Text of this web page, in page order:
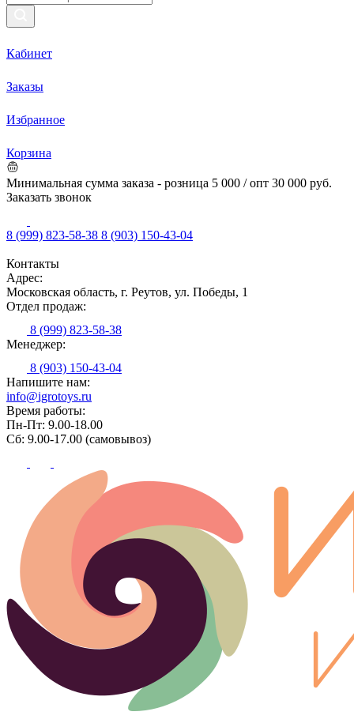
Кабинет
Заказы
Избранное
Корзина
Минимальная сумма заказа - розница 5 000 / опт 30 000 руб.
Заказать звонок
8 (999) 823-58-38 8 (903) 150-43-04
Контакты
Адрес:
Московская область, г. Реутов, ул. Победы, 1
Отдел продаж:
8 (999) 823-58-38
Менеджер:
8 (903) 150-43-04
Напишите нам:
info@igrotoys.ru
Время работы:
Пн-Пт: 9.00-18.00
Сб: 9.00-17.00 (самовывоз)